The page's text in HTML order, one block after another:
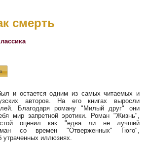
смерть
и остается одним из самых читаемых и
авторов. На его книгах выросли
Благодаря роману "Милый друг" они
мир запретной эротики. Роман "Жизнь",
оценил как "едва ли не лучший
со времен "Отверженных" Гюго",
утраченных иллюзиях.